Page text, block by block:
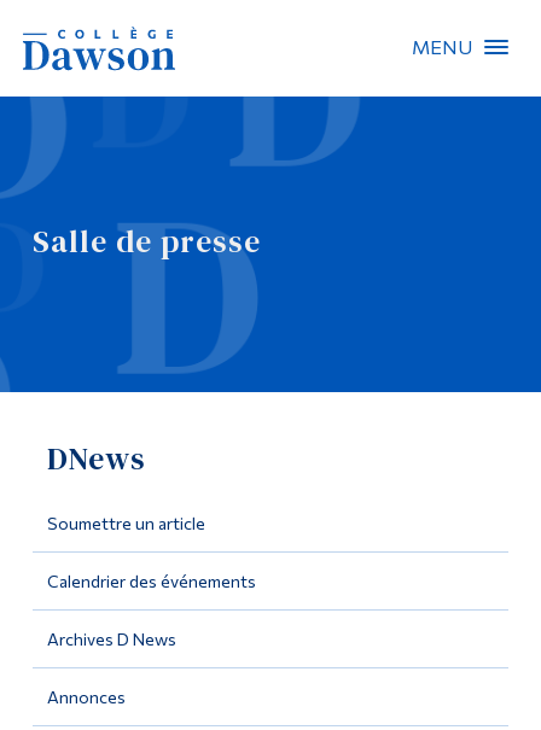
MENU
Salle de presse
DNews
Soumettre un article
Calendrier des événements
Archives D News
Annonces
Recherche sur le site
Recherche de personnes
EN
Omnivox
Outils